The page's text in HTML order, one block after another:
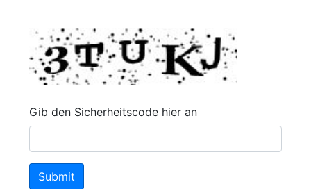
Gib den Sicherheitscode hier an